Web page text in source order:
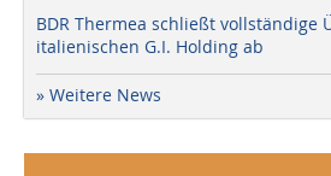
BDR Thermea schließt vollständige
italienischen G.I. Holding ab
» Weitere News